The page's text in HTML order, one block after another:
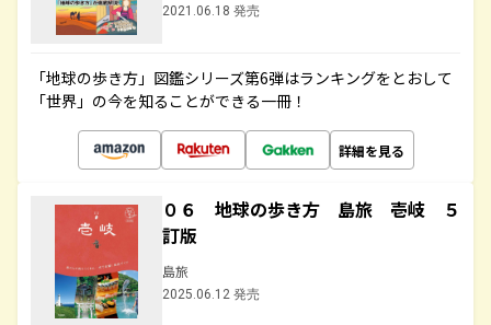
2021.06.18 発売
「地球の歩き方」図鑑シリーズ第6弾はランキングをとおして
「世界」の今を知ることができる一冊！
詳細を見る
０６ 地球の歩き方 島旅 壱岐 ５
訂版
島旅
2025.06.12 発売